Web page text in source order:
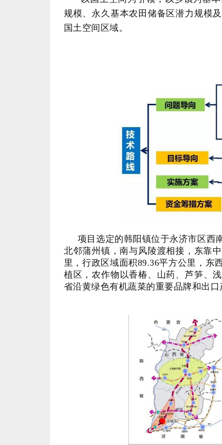
国土空间区域。
省沿黄绿色有机蔬菜的重要品牌和出口